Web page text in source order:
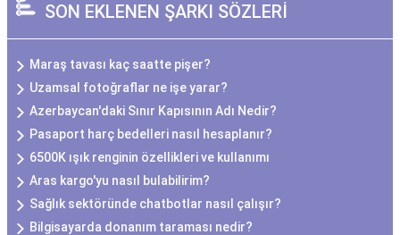
SON EKLENEN ŞARKI SÖZLERİ
Maraş tavası kaç saatte pişer?
Uzamsal fotoğraflar ne işe yarar?
Azerbaycan'daki Sınır Kapısının Adı Nedir?
Pasaport harç bedelleri nasıl hesaplanır?
6500K ışık renginin özellikleri ve kullanımı
Aras kargo'yu nasıl bulabilirim?
Sağlık sektöründe chatbotlar nasıl çalışır?
Bilgisayarda donanım taraması nedir?